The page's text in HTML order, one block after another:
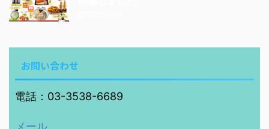
お問い合わせ
電話：03-3538-6689
メール